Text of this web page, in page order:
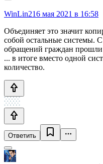
WinLin216 мая 2021 в 16:58
Объединяет это значит
собой остальные системы.
обращений граждан прошли
... в итоге вместо одной
количество.
Ответить